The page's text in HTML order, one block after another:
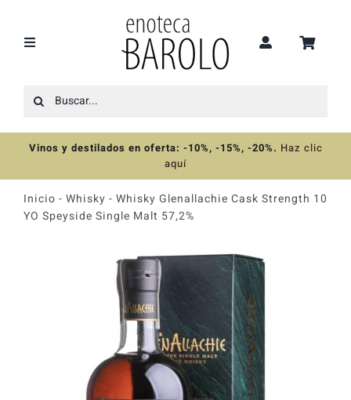
contenido
Toggle
Recomendaciones
Ofertas
Colecciones
Catas y Actividades
Buscar:
Vinos y destilados en oferta: -10%, -15%, -20%. Haz clic
aquí
Inicio - Whisky - Whisky Glenallachie Cask Strength 10
YO Speyside Single Malt 57,2%